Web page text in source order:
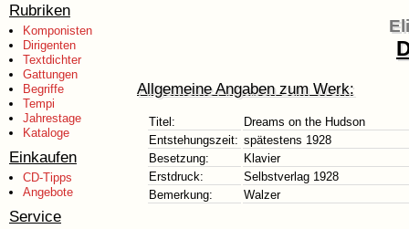
Rubriken
Komponisten
Dirigenten
Textdichter
Gattungen
Begriffe
Tempi
Jahrestage
Kataloge
Einkaufen
CD-Tipps
Angebote
Service
Allgemeine Angaben zum Werk:
Titel:
Dreams on the Hudson
Entstehungszeit: spätestens 1928
Besetzung:
Klavier
Erstdruck:
Selbstverlag 1928
Bemerkung:
Walzer